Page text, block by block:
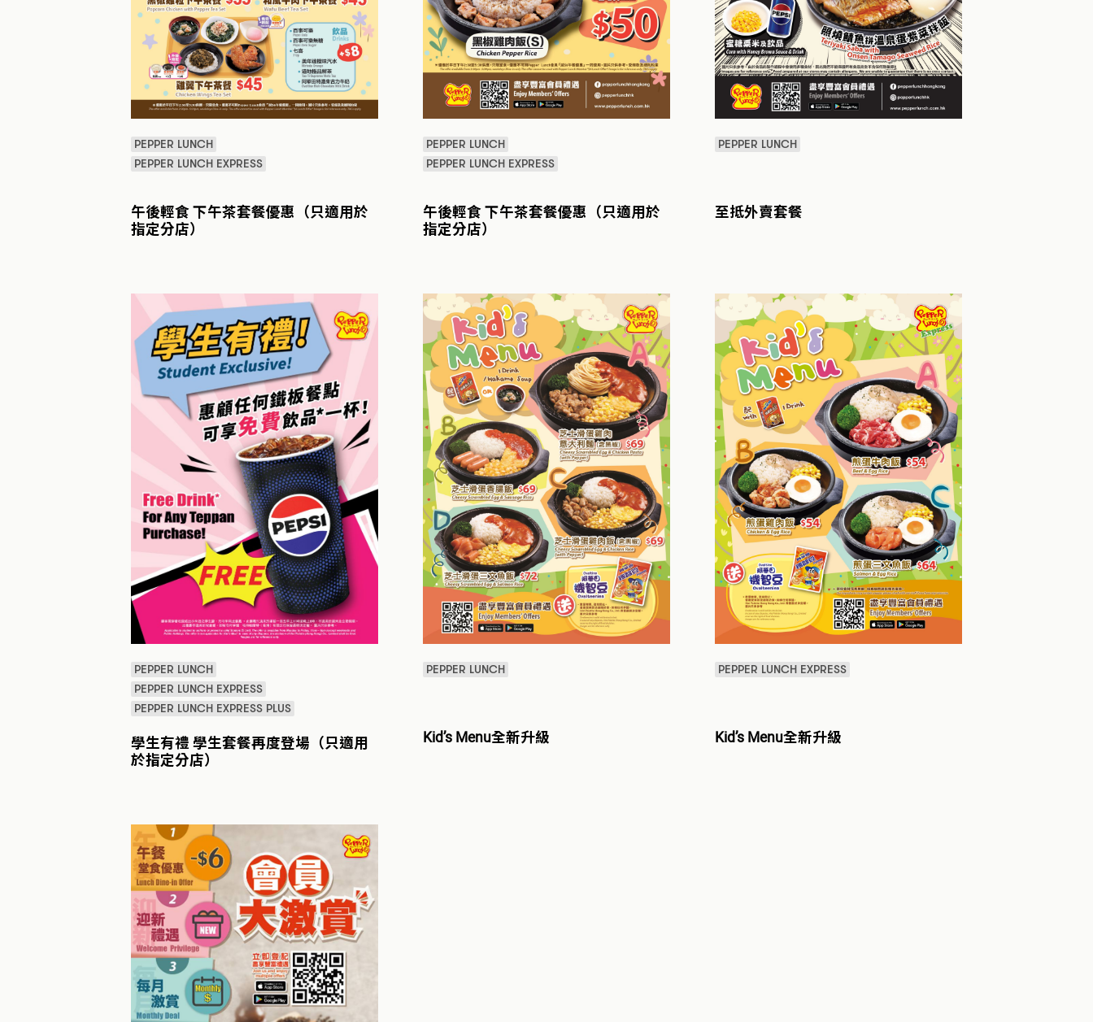
PEPPER LUNCH
PEPPER LUNCH EXPRESS
午後輕食 下午茶套餐優惠（只適用於
指定分店）
PEPPER LUNCH
PEPPER LUNCH EXPRESS
午後輕食 下午茶套餐優惠（只適用於
指定分店）
PEPPER LUNCH
至抵外賣套餐
PEPPER LUNCH
PEPPER LUNCH EXPRESS
PEPPER LUNCH EXPRESS PLUS
學生有禮 學生套餐再度登場（只適用
於指定分店）
PEPPER LUNCH
Kid’s Menu全新升級
PEPPER LUNCH EXPRESS
Kid’s Menu全新升級